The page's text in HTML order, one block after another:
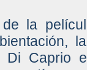
la
Di Caprio